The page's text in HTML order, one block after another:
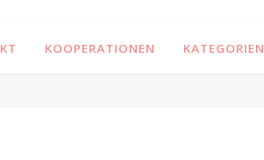
KOOPERATIONEN KATEGORIEN